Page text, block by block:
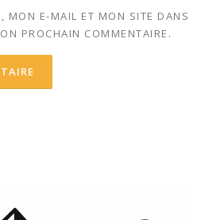
MON E-MAIL ET MON SITE DANS
PROCHAIN COMMENTAIRE.